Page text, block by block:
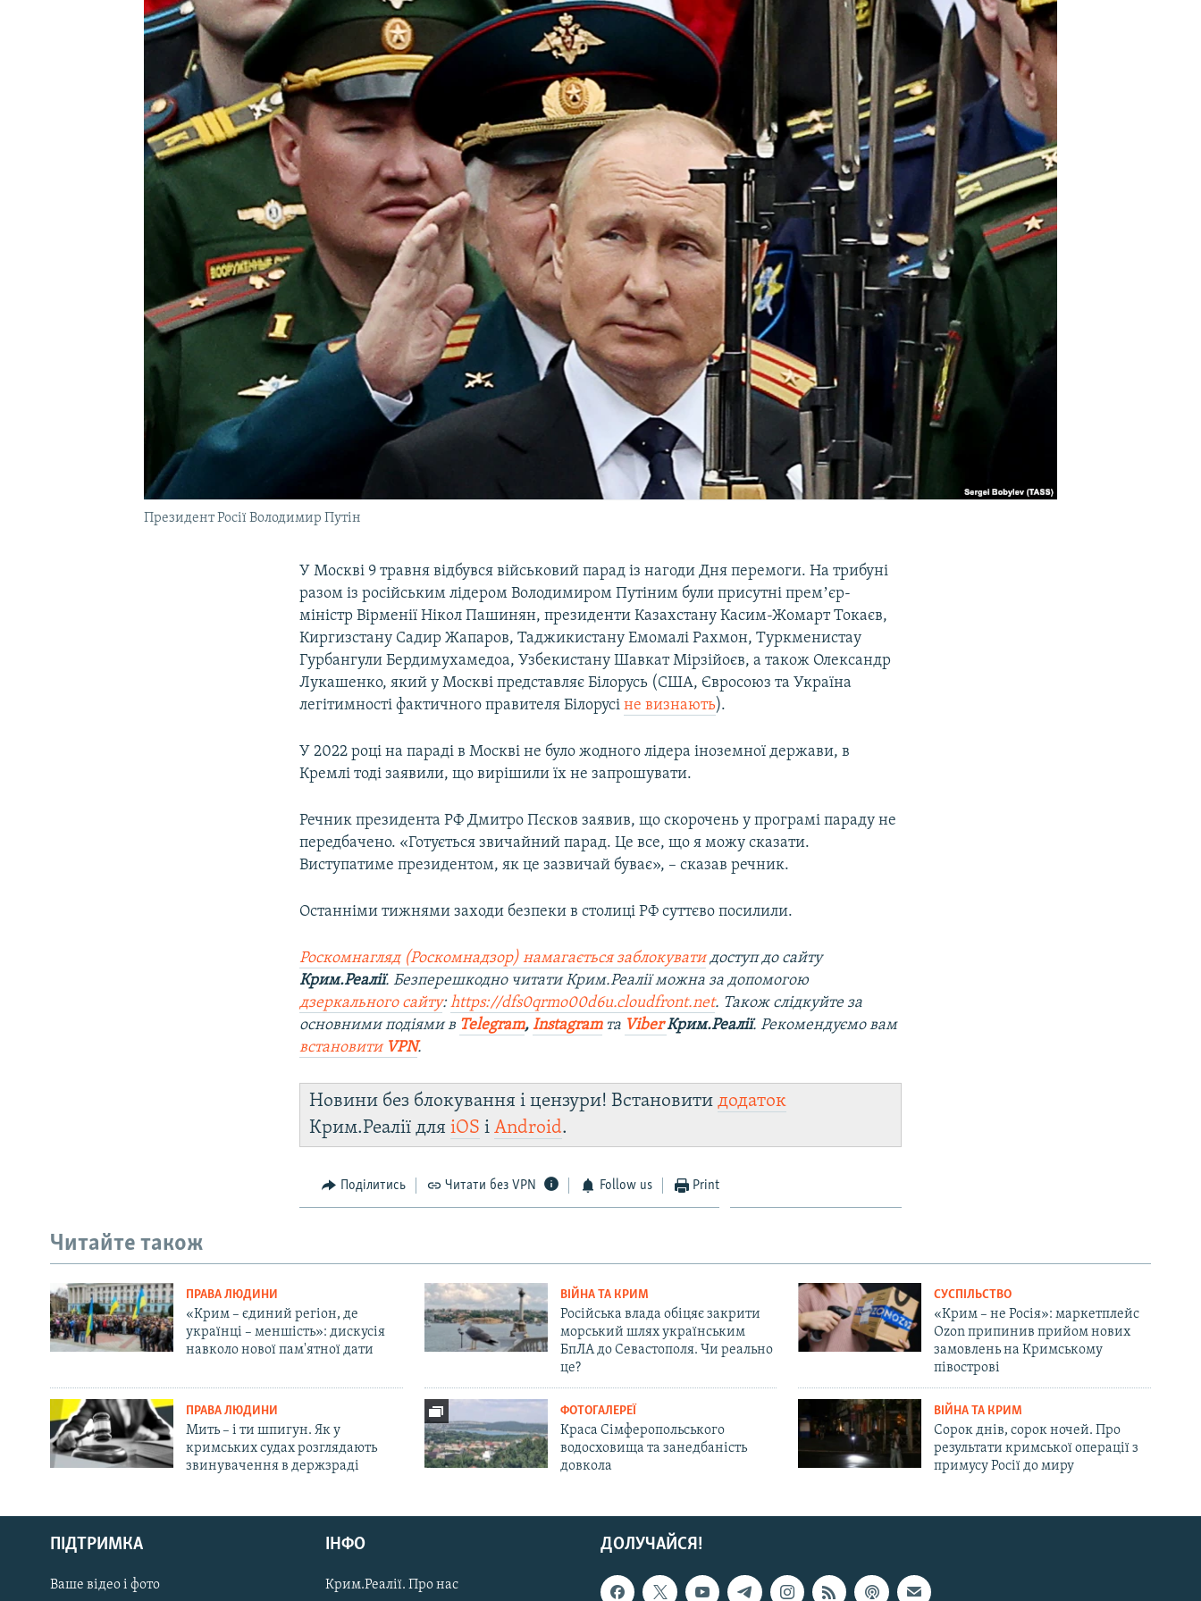
УКРАЇНСЬКА ПРОБЛЕМА КРИМУ
Русский
Qırımtatar
ДОЛУЧАЙСЯ!
Президент Росії Володимир Путін
У Москві 9 травня відбувся військовий парад із нагоди Дня перемоги. На трибуні
разом із російським лідером Володимиром Путіним були присутні премʼєр-
міністр Вірменії Нікол Пашинян, президенти Казахстану Касим-Жомарт Токаєв,
Киргизстану Садир Жапаров, Таджикистану Емомалі Рахмон, Туркменистау
Гурбангули Бердимухамедоа, Узбекистану Шавкат Мірзійоєв, а також Олександр
Лукашенко, який у Москві представляє Білорусь (США, Євросоюз та Україна
легітимності фактичного правителя Білорусіне визнають).
У 2022 році на параді в Москві не було жодного лідера іноземної держави, в
Кремлі тоді заявили, що вирішили їх не запрошувати.
Речник президента РФ Дмитро Пєсков заявив, що скорочень у програмі параду не
передбачено. «Готується звичайний парад. Це все, що я можу сказати.
Виступатиме президентом, як це зазвичай буває», – сказав речник.
Останніми тижнями заходи безпеки в столиці РФ суттєво посилили.
Роскомнагляд (Роскомнадзор) намагається заблокуватидоступ до сайту
Крим.Реалії. Безперешкодно читати Крим.Реалії можна за допомогою
дзеркального сайту:https://dfs0qrmo00d6u.cloudfront.net. Також слідкуйте за
основними подіями в Telegram,Instagramта ViberКрим.Реалії. Рекомендуємо вам
встановити VPN.
Новини без блокування і цензури! Встановитидодаток
Крим.Реалії дляiOS іAndroid.
Поділитись Читати без VPN Follow us Print
Читайте також
ПРАВА ЛЮДИНИ
«Крим – єдиний регіон, де
українці – меншість»: дискусія
навколо нової пам'ятної дати
ВІЙНА ТА КРИМ
Російська влада обіцяє закрити
морський шлях українським
БпЛА до Севастополя. Чи реально
це?
СУСПІЛЬСТВО
«Крим – не Росія»: маркетплейс
Ozon припинив прийом нових
замовлень на Кримському
півострові
ПРАВА ЛЮДИНИ
Мить – і ти шпигун. Як у
кримських судах розглядають
звинувачення в держзраді
ФОТОГАЛЕРЕЇ
Краса Сімферопольського
водосховища та занедбаність
довкола
ВІЙНА ТА КРИМ
Сорок днів, сорок ночей. Про
результати кримської операції з
примусу Росії до миру
ДОЛУЧАЙСЯ!
ПІДТРИМКА
Ваше відео і фото
ІНФО
Крим.Реалії. Про нас